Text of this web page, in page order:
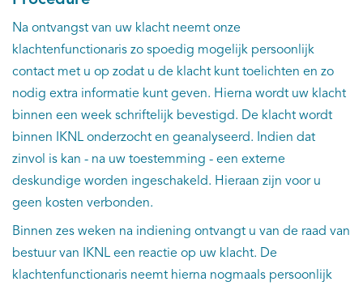
Na ontvangst van uw klacht neemt onze
klachtenfunctionaris zo spoedig mogelijk persoonlijk
contact met u op zodat u de klacht kunt toelichten en zo
nodig extra informatie kunt geven. Hierna wordt uw klacht
binnen een week schriftelijk bevestigd. De klacht wordt
binnen IKNL onderzocht en geanalyseerd. Indien dat
zinvol is kan - na uw toestemming - een externe
deskundige worden ingeschakeld. Hieraan zijn voor u
geen kosten verbonden.
Binnen zes weken na indiening ontvangt u van de raad van
bestuur van IKNL een reactie op uw klacht. De
klachtenfunctionaris neemt hierna nogmaals persoonlijk